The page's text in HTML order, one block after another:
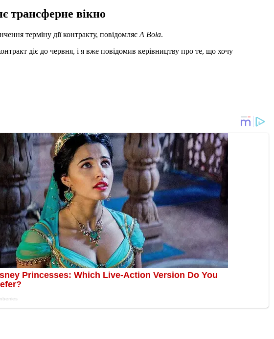
трансферне вікно
терміну дії контракту, повідомляє A Bola.
діє до червня, і я вже повідомив керівництву про те, що хочу